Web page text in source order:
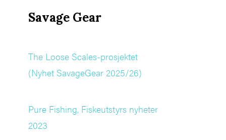
Savage Gear
The Loose Scales-prosjektet
(Nyhet SavageGear 2025/26)
Pure Fishing, Fiskeutstyrs nyheter
2023